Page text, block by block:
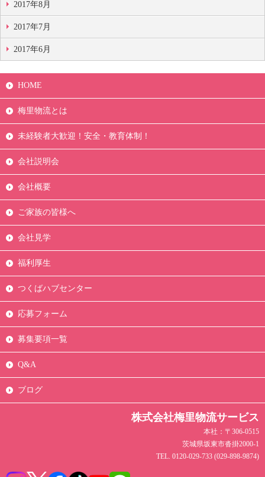
2017年8月
2017年7月
2017年6月
HOME
梅里物流とは
未経験者大歓迎！安全・教育体制！
会社説明会
会社概要
ご家族の皆様へ
会社見学
福利厚生
つくばハブセンター
応募フォーム
募集要項一覧
Q&A
ブログ
株式会社梅里物流サービス
本社：〒306-0515
茨城県坂東市沓掛2000-1
TEL. 0120-029-733 (029-898-9874)